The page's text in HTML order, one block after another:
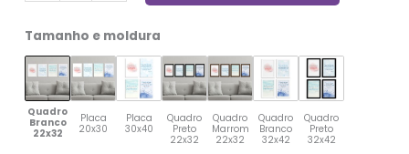
Tamanho e moldura
Quadro
Branco
22x32
Placa
20x30
Placa
30x40
Quadro
Preto
22x32
Quadro
Marrom
22x32
Quadro
Branco
32x42
Quadro
Preto
32x42